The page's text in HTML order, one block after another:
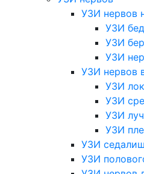
УЗИ нервов
УЗИ
УЗИ
УЗИ
УЗИ нервов
УЗИ
УЗИ
УЗИ
УЗИ
УЗИ
УЗИ